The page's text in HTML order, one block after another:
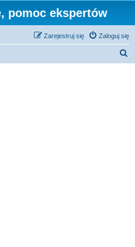
pomoc ekspertów
Zaloguj się
Zarejestruj się